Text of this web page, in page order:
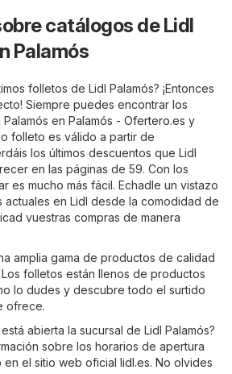
catálogos de Lidl
Palamós
folletos de Lidl Palamós? ¡Entonces
Siempre puedes encontrar los
en Palamós - Ofertero.es y
folleto es válido a partir de
los últimos descuentos que Lidl
en las páginas de 59. Con los
es mucho más fácil. Echadle un vistazo
actuales en Lidl desde la comodidad de
vuestras compras de manera
amplia gama de productos de calidad
folletos están llenos de productos
lo dudes y descubre todo el surtido
ofrece.
abierta la sucursal de Lidl Palamós?
sobre los horarios de apertura
el sitio web oficial lidl.es. No olvides